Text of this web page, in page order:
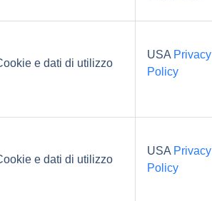
e dati di utilizzo
USA Privacy
Policy
e dati di utilizzo
USA Privacy
Policy